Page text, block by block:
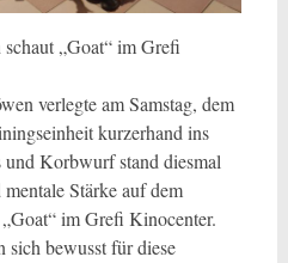
„Goat“ im Grefi
verlegte am Samstag, dem
kurzerhand ins
Korbwurf stand diesmal
Stärke auf dem
im Grefi Kinocenter.
sich bewusst für diese